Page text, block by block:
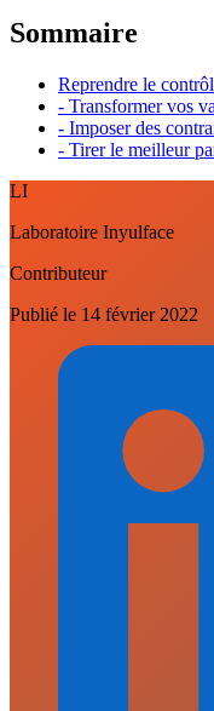
Sommaire
Reprendre le
- Transformer vos
- Imposer des
- Tirer le meilleur
LI
Laboratoire Inyulface
Contributeur
Publié le 14 février 2022